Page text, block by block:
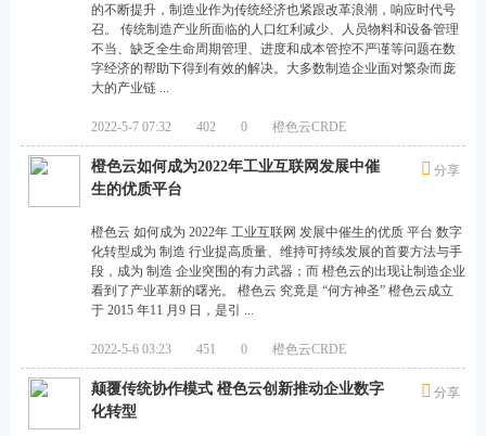
生
产
（
前
沿
的不断提升，制造业作为传统经济也紧跟改革浪潮，响应时代号
召。 传统制造产业所面临的人口红利减少、人员物料和设备管理
不当、缺乏全生命周期管理、进度和成本管控不严谨等问题在数
字经济的帮助下得到有效的解决。大多数制造企业面对繁杂而庞
大的产业链 ...
橙色云CRDE
2022-5-7 07:32 402 0
分享
橙色云如何成为2022年工业互联网发展中催
生的优质平台
橙色云 如何成为 2022年 工业互联网 发展中催生的优质 平台 数字
化转型成为 制造 行业提高质量、维持可持续发展的首要方法与手
段，成为 制造 企业突围的有力武器；而 橙色云的出现让制造企业
看到了产业革新的曙光。 橙色云 究竟是 “何方神圣” 橙色云成立
于 2015 年11 月9 日，是引 ...
橙色云CRDE
2022-5-6 03:23 451 0
分享
颠覆传统协作模式 橙色云创新推动企业数字
化转型